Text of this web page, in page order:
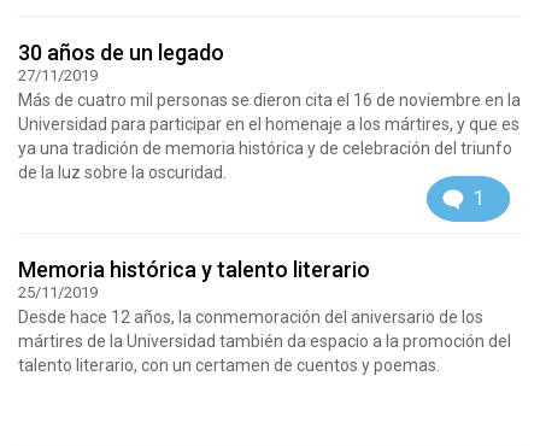
30 años de un legado
27/11/2019
Más de cuatro mil personas se dieron cita el 16 de noviembre en la
Universidad para participar en el homenaje a los mártires, y que es
ya una tradición de memoria histórica y de celebración del triunfo
de la luz sobre la oscuridad.
1
Memoria histórica y talento literario
25/11/2019
Desde hace 12 años, la conmemoración del aniversario de los
mártires de la Universidad también da espacio a la promoción del
talento literario, con un certamen de cuentos y poemas.